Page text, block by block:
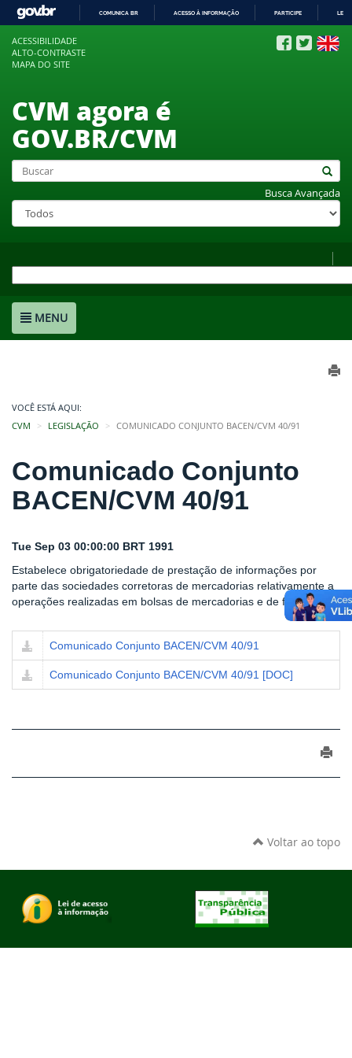
COMUNICA BR ACESSO À INFORMAÇÃO PARTICIPE
ACESSIBILIDADE
ALTO-CONTRASTE
MAPA DO SITE
CVM agora é
GOV.BR/CVM
Busca Avançada
MENU
VOCÊ ESTÁ AQUI:
CVM
LEGISLAÇÃO COMUNICADO CONJUNTO BACEN/CVM 40/91
Comunicado Conjunto
BACEN/CVM 40/91
Tue Sep 03 00:00:00 BRT 1991
Estabelece obrigatoriedade de prestação de informações por
parte das sociedades corretoras de mercadorias relativamente a
operações realizadas em bolsas de mercadorias e de futuros.
Comunicado Conjunto BACEN/CVM 40/91
Comunicado Conjunto BACEN/CVM 40/91 [DOC]
Voltar ao topo